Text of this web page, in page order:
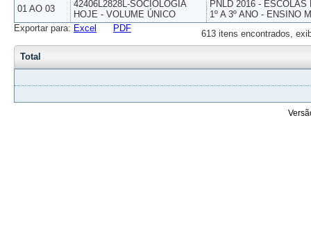
01 AO 03
42406L2828L-SOCIOLOGIA
HOJE - VOLUME ÚNICO
PNLD 2016 -
1º A 3º ANO - ENSINO
613 itens encontrados,
Exportar para: Excel PDF
Total